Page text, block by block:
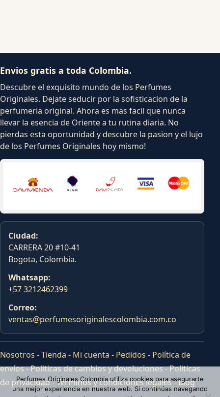
Envios gratis a toda Colombia.
Descubre el exquisito mundo de los Perfumes
Originales. Dejate seducir por la sofisticacion de la
perfumeria original. Ahora es mas facil que nunca
llevar la esencia de Oriente a tu rutina diaria. No
pierdas esta oportunidad y descubre la pasion y el lujo
de los Perfumes Originales hoy mismo!
Ciudad:
CARRERA 20 #10-41
Bogota, Colombia.
Whatsapp:
+57 3212462399
Correo:
ventas@perfumesoriginalescolombia.com.co
Nosotros -Tienda - Mi cuenta - Pedidos - Política de
envíos-Politicas de cambios y devoluciones-Politicas
de privacidad-Terminos y condiciones legales-Blog
Perfumes Originales Colombia utiliza cookies para asegurarte
una mejor experiencia en nuestra web. Si continúas navegando